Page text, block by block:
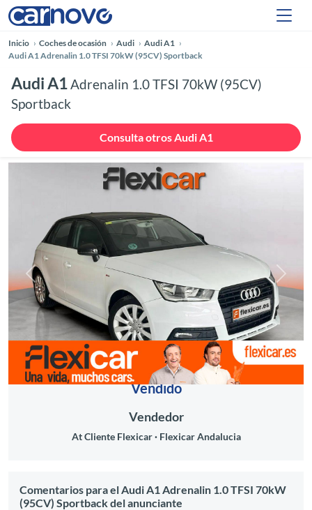
Inicio Coches de ocasión Audi
Audi A1
Audi A1 Adrenalin 1.0 TFSI 70kW (95CV) Sportback
Audi A1Adrenalin 1.0 TFSI 70kW (95CV)
Sportback
Consulta otros Audi A1
Anterior
Vendido
Vendedor
At Cliente Flexicar Flexicar Andalucia
Comentarios para el Audi A1 Adrenalin 1.0 TFSI 70kW
(95CV) Sportback del anunciante